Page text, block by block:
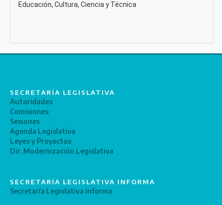
Educación, Cultura, Ciencia y Técnica
SECRETARÍA LEGISLATIVA
Autoridades
Comisiones
Sesiones
Agenda Legislativa
Leyes y Proyectos
Dir. Modernización Legislativa
SECRETARÍA LEGISLATIVA INFORMA
Secretaría Legislativa Informa